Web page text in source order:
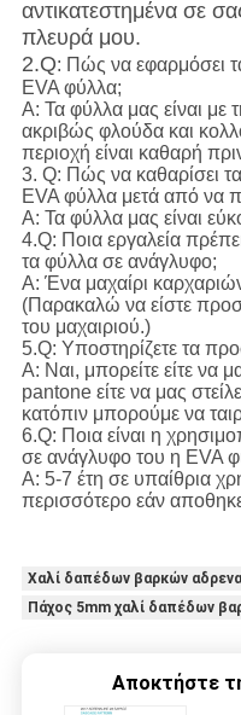
αντικατεστημένα σε
πλευρά μου.
2.Q: Πώς να εφαρμόσει
EVA φύλλα;
Α: Τα φύλλα μας είναι με
ακριβώς φλούδα και
περιοχή είναι καθαρή
3. Q: Πώς να καθαρίσει
EVA φύλλα μετά από να
Α: Τα φύλλα μας είναι
4.Q: Ποια εργαλεία
τα φύλλα σε ανάγλυφο;
Α: Ένα μαχαίρι
(Παρακαλώ να είστε
του μαχαιριού.)
5.Q: Υποστηρίζετε τα
Α: Ναι, μπορείτε είτε να
pantone είτε να μας
κατόπιν μπορούμε να
6.Q: Ποια είναι η
σε ανάγλυφο του η EVA
Α: 5-7 έτη σε υπαίθρια
περισσότερο εάν
Χαλί δαπέδων βαρκών
Πάχος 5mm χαλί δαπέδων
Αποκτήστε